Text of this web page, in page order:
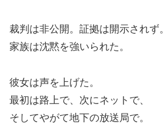
裁判は非公開。証拠は開示されず。
家族は沈黙を強いられた。
彼女は声を上げた。
最初は路上で、次にネットで、
そしてやがて地下の放送局で。